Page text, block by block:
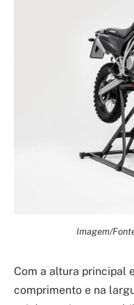
Imagem/
Com a altura principal
comprimento e na